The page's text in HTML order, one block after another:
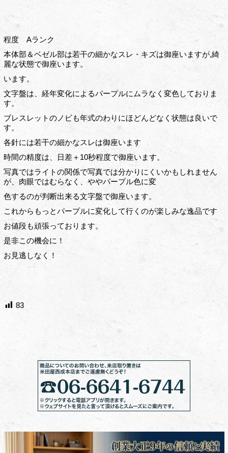
程度 Aランク
本体部＆ベゼル部は若干の細かなスレ・キズは御座いますが,綺
麗な状態で御座います。
います。
文字盤は、経年変化によるパープルにムラなく変色しておりま
す。
ブレスレットのノビも年式のわりにほどんどなく状態は良いで
す。
各針には若干の細かなスレは御座います
時間の精度は、日差＋10秒程度で御座います。
写真ではライトの関係で写真では分かりにくいかもしれません
が、肉眼ではむらなく、ややパープル色に変
色するのが判断出来る文字盤で御座います。
これからもっとパープルに変化して行くのが楽しみな逸品です
お値段も頑張っております。
是非この機会に！
お見逃しなく！
83